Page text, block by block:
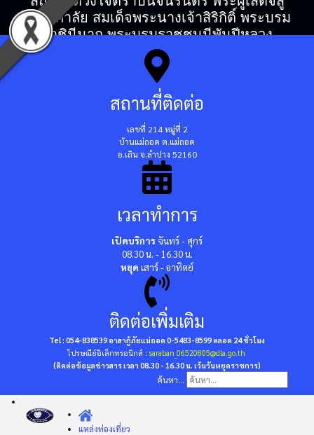
สวรรคาลัย สมเด็จพระนางเจ้าสิริกิติ์ พระบรม
ราชินีนาถ พระบรมราชชนนีพันปีหลวง
สถานที่ติดต่อ
เลขที่ 214 หมู่ที่ 2
บ้านแม่ถอด ต.แม่ถอด
อ.เถิน จ.ลำปาง 52160
เวลาทำการ
เปิดบริการ จันทร์ - ศุกร์
08.30 น. - 16.30 น.
หยุด เสาร์ - อาทิตย์
ติดต่อเพิ่มเติม
Tel : 054-838539 อาสากู้ภัยแม่ถอด 0-5483-8599ตลอด 24 ชั่วโมง
ไปรษณีย์อิเล็กทรอนิกส์ : saraban_06520805@dla.go.th
(ติดต่อข้อมูลข่าวสาร เวลา 08.30 - 16.30 น. เว้นวันหยุดราชการ)
ค้นหา...
แหล่งท่องเที่ยว